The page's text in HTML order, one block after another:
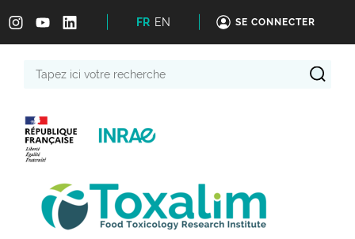
FR EN SE CONNECTER